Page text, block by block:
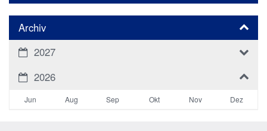
Archiv
2027
2026
Jun Aug Sep Okt Nov Dez